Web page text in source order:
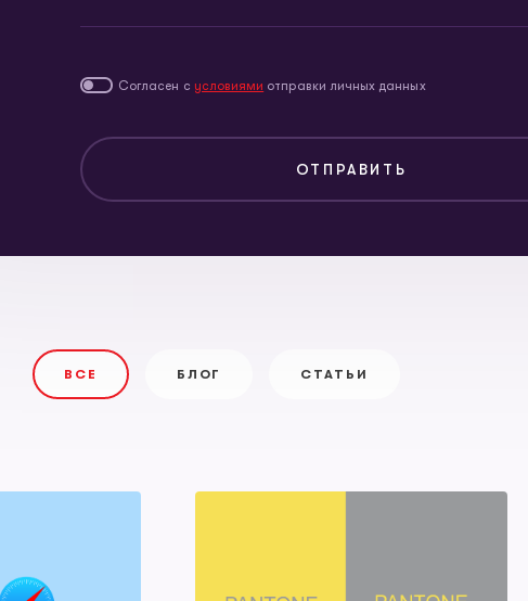
Согласен с условиями отправки личных данных
ОТПРАВИТЬ
ВСЕ БЛОГ СТАТЬИ